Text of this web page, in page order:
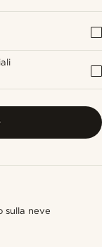
sulla neve